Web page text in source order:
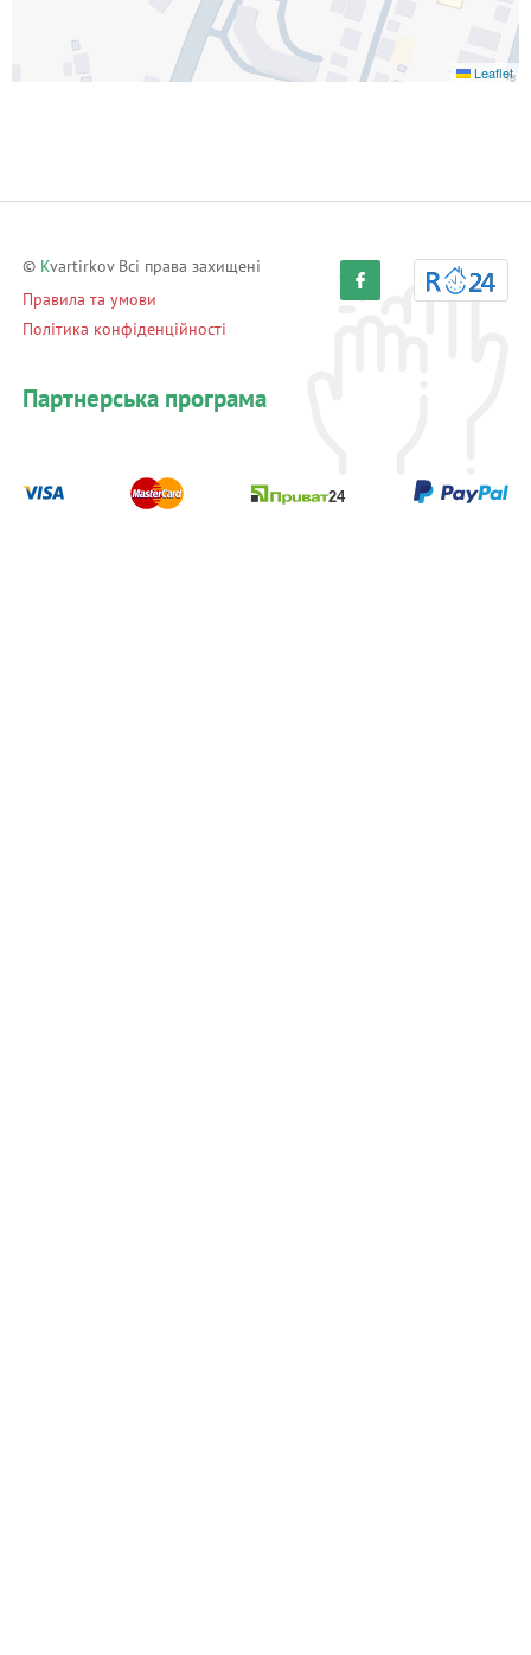
Leaflet
© Kvartirkov Всі права захищені
Правила та умови
Політика конфіденційності
Партнерська програма